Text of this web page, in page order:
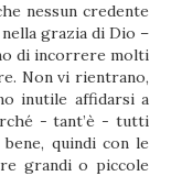
nessun credente
grazia di Dio –
di incorrere molti
Non vi rientrano,
inutile affidarsi a
- tant’è - tutti
quindi con le
grandi o piccole